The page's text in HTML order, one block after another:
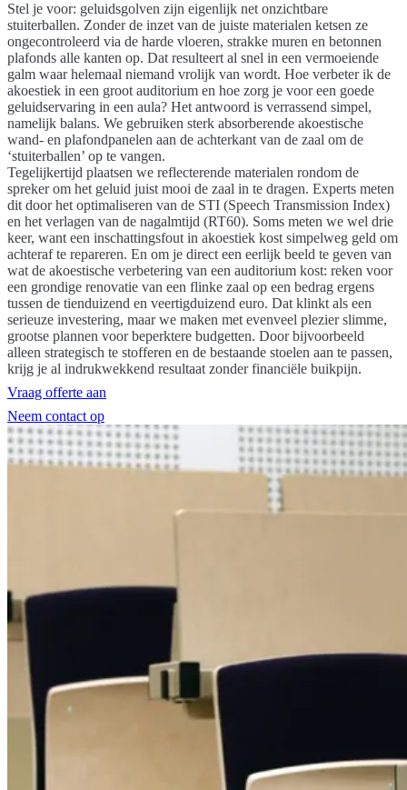
Stel je voor: geluidsgolven zijn eigenlijk net onzichtbare
stuiterballen. Zonder de inzet van de juiste materialen ketsen ze
ongecontroleerd via de harde vloeren, strakke muren en betonnen
plafonds alle kanten op. Dat resulteert al snel in een vermoeiende
galm waar helemaal niemand vrolijk van wordt. Hoe verbeter ik de
akoestiek in een groot auditorium en hoe zorg je voor een goede
geluidservaring in een aula? Het antwoord is verrassend simpel,
namelijk balans. We gebruiken sterk absorberende akoestische
wand- en plafondpanelen aan de achterkant van de zaal om de
‘stuiterballen’ op te vangen.
Tegelijkertijd plaatsen we reflecterende materialen rondom de
spreker om het geluid juist mooi de zaal in te dragen. Experts meten
dit door het optimaliseren van de STI (Speech Transmission Index)
en het verlagen van de nagalmtijd (RT60). Soms meten we wel drie
keer, want een inschattingsfout in akoestiek kost simpelweg geld om
achteraf te repareren. En om je direct een eerlijk beeld te geven van
wat de akoestische verbetering van een auditorium kost: reken voor
een grondige renovatie van een flinke zaal op een bedrag ergens
tussen de tienduizend en veertigduizend euro. Dat klinkt als een
serieuze investering, maar we maken met evenveel plezier slimme,
grootse plannen voor beperktere budgetten. Door bijvoorbeeld
alleen strategisch te stofferen en de bestaande stoelen aan te passen,
krijg je al indrukwekkend resultaat zonder financiële buikpijn.
Vraag offerte aan
Neem contact op